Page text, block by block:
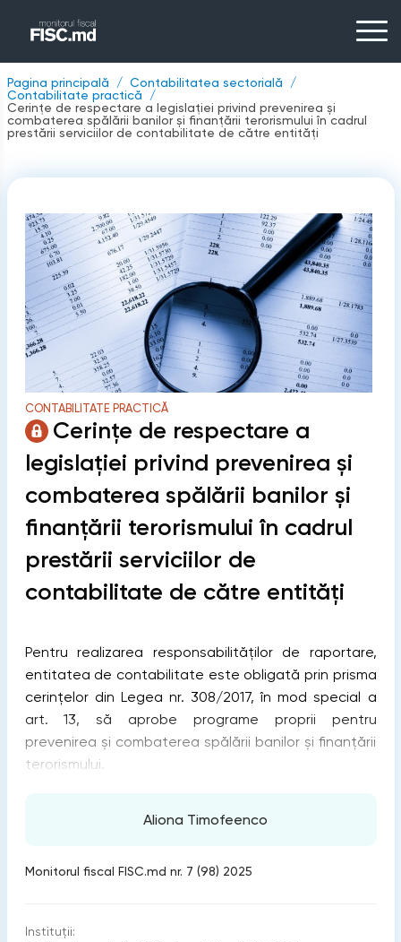
Pagina principală
Contabilitatea sectorială
Contabilitate practică
Cerințe de respectare a legislației privind prevenirea și
combaterea spălării banilor și finanțării terorismului în cadrul
prestării serviciilor de contabilitate de către entități
CONTABILITATE PRACTICĂ
Cerințe de respectare a
legislației privind prevenirea și
combaterea spălării banilor și
finanțării terorismului în cadrul
prestării serviciilor de
contabilitate de către entități
Pentru realizarea responsabilităților de raportare,
entitatea de contabilitate este obligată prin prisma
cerințelor din Legea nr. 308/2017, în mod special a
art. 13, să aprobe programe proprii pentru
prevenirea și combaterea spălării banilor și finanțării
terorismului.
Aliona Timofeenco
Monitorul fiscal FISC.md nr. 7 (98) 2025
Instituții: